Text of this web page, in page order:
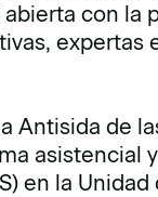
con la
expertas
Antisida de
asistencial
en la Unidad